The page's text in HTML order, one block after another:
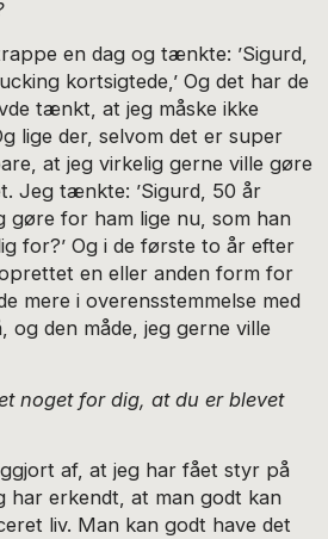
en dag og tænkte: ’Sigurd,
kortsigtede,’ Og det har de
tænkt, at jeg måske ikke
lige der, selvom det er super
at jeg virkelig gerne ville gøre
Jeg tænkte: ’Sigurd, 50 år
gøre for ham lige nu, som han
for?’ Og i de første to år efter
en eller anden form for
mere i overensstemmelse med
og den måde, jeg gerne ville
noget for dig, at du er blevet
af, at jeg har fået styr på
har erkendt, at man godt kan
liv. Man kan godt have det